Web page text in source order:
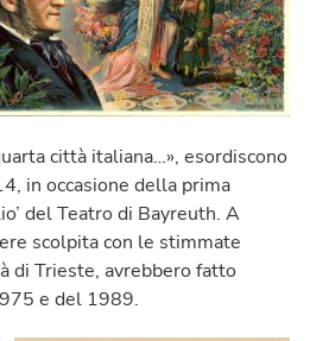
città italiana…», esordiscono
in occasione della prima
del Teatro di Bayreuth. A
scolpita con le stimmate
di Trieste, avrebbero fatto
e del 1989.